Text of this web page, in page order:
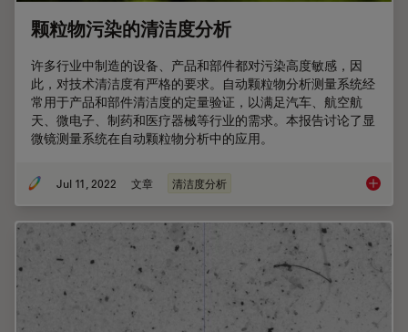
颗粒物污染的清洁度分析
许多行业中制造的设备、产品和部件都对污染高度敏感，因
此，对技术清洁度有严格的要求。自动颗粒物分析测量系统经
常用于产品和部件清洁度的定量验证，以满足汽车、航空航
天、微电子、制药和医疗器械等行业的需求。本报告讨论了显
微镜测量系统在自动颗粒物分析中的应用。
Jul 11, 2022 文章 清洁度分析 颗粒物